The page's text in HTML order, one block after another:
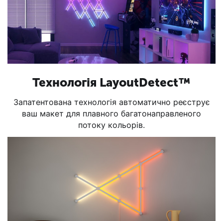
Технологія LayoutDetect™
Запатентована технологія автоматично реєструє
ваш макет для плавного багатонаправленого
потоку кольорів.